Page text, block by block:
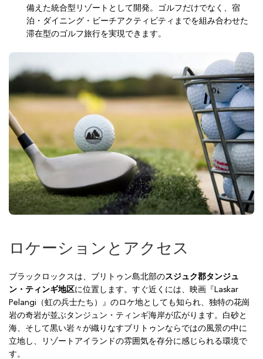
備えた統合型リゾートとして開発。ゴルフだけでなく、宿
泊・ダイニング・ビーチアクティビティまでを組み合わせた
滞在型のゴルフ旅行を実現できます。
ロケーションとアクセス
ブラックロックスは、ブリトゥン島北部のスジュク郡タンジュ
ン・ティンギ地区に位置します。すぐ近くには、映画『Laskar
Pelangi（虹の兵士たち）』のロケ地としても知られ、独特の花崗
岩の奇岩が並ぶタンジュン・ティンギ海岸が広がります。白砂と
海、そして黒い岩々が織りなすブリトゥンならではの風景の中に
立地し、リゾートアイランドの雰囲気を存分に感じられる環境で
す。